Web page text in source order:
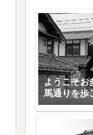
ようこそお
馬通りを歩